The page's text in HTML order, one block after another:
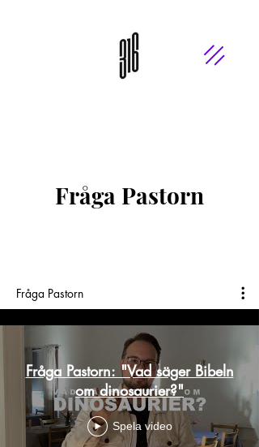
Fråga Pastorn
Fråga Pastorn
Fråga Pastorn: "Vad säger Bibeln
om dinosaurier?"
Spela video